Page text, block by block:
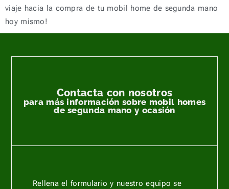
viaje hacia la compra de tu mobil home de segunda mano
hoy mismo!
Contacta con nosotros
para más información sobre mobil homes
de segunda mano y ocasión
Rellena el formulario y nuestro equipo se